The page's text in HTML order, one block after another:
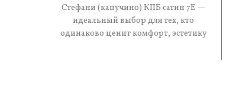
Стефани (капучино) КПБ сатин 7Е —
идеальный выбор для тех, кто
одинаково ценит комфорт, эстетику